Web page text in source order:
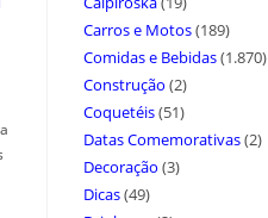
Carros e Motos(189)
Comidas e Bebidas(1.870)
Construção (2)
Coquetéis(51)
Datas Comemorativas(2)
Decoração (3)
Dicas(49)